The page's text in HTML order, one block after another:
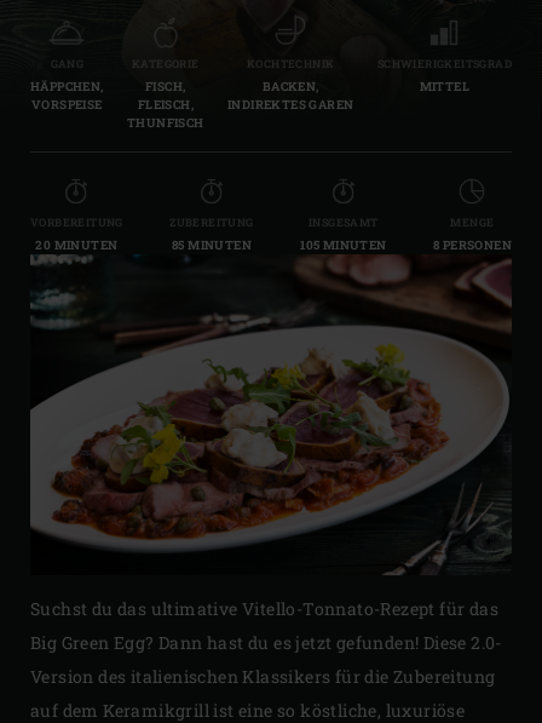
GANG
HÄPPCHEN,
VORSPEISE
KATEGORIE
FISCH,
FLEISCH,
THUNFISCH
KOCHTECHNIK
BACKEN,
INDIREKTES GAREN
SCHWIERIGKEITSGRAD
MITTEL
VORBEREITUNG
20 MINUTEN
ZUBEREITUNG
85 MINUTEN
INSGESAMT
105 MINUTEN
MENGE
8 PERSONEN
Suchst du das ultimative Vitello-Tonnato-Rezept für das
Big Green Egg? Dann hast du es jetzt gefunden! Diese 2.0-
Version des italienischen Klassikers für die Zubereitung
auf dem Keramikgrill ist eine so köstliche, luxuriöse